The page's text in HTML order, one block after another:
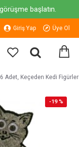
başlatın.
Giriş Yap Üye Ol
Adet, Keçeden Kedi
-19 %